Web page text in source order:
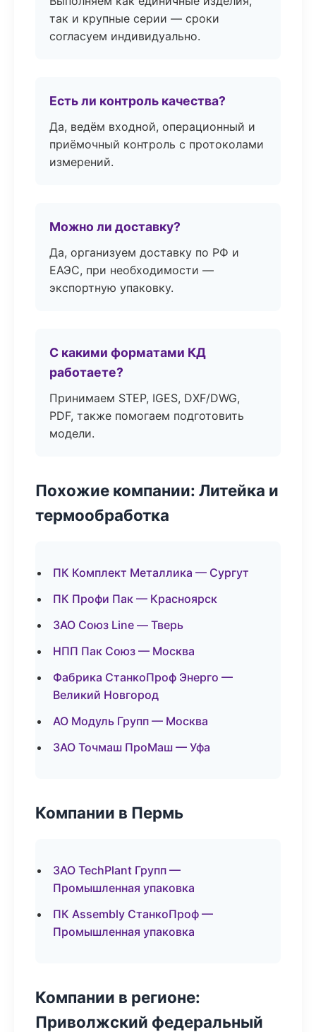
так и крупные серии — сроки
согласуем индивидуально.
Есть ли контроль качества?
Да, ведём входной, операционный и
приёмочный контроль с протоколами
измерений.
Можно ли доставку?
Да, организуем доставку по РФ и
ЕАЭС, при необходимости —
экспортную упаковку.
С какими форматами КД
работаете?
Принимаем STEP, IGES, DXF/DWG,
PDF, также помогаем подготовить
модели.
Похожие компании: Литейка и
термообработка
ПК Комплект Металлика — Сургут
ПК Профи Пак — Красноярск
ЗАО Союз Line — Тверь
НПП Пак Союз — Москва
Фабрика СтанкоПроф Энерго —
Великий Новгород
АО Модуль Групп — Москва
ЗАО Точмаш ПроМаш — Уфа
Компании в Пермь
ЗАО TechPlant Групп —
Промышленная упаковка
ПК Assembly СтанкоПроф —
Промышленная упаковка
Компании в регионе:
Приволжский федеральный